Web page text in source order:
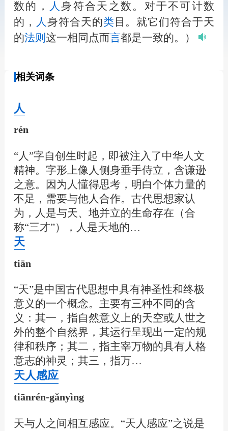
数的，
人身符合天之数。对于不可计数
的，
人 身符合天的类 目。就它们符合于天
的法则 这一相同点而言都是一致的。）
相关词条
人
rén
“人”字自创生时起，即被注入了中华人文
精神。字形上像人侧身垂手侍立，含谦逊
之意。因为人懂得思考，明白个体力量的
不足，需要与他人合作。古代思想家认
为，人是与天、地并立的生命存在（合
称“三才”），人是天地的…
天
tiān
“天”是中国古代思想中具有神圣性和终极
意义的一个概念。主要有三种不同的含
义：其一，指自然意义上的天空或人世之
外的整个自然界，其运行呈现出一定的规
律和秩序；其二，指主宰万物的具有人格
意志的神灵；其三，指万…
天人感应
tiānrén-gǎnyìng
天与人之间相互感应。“天人感应”之说是